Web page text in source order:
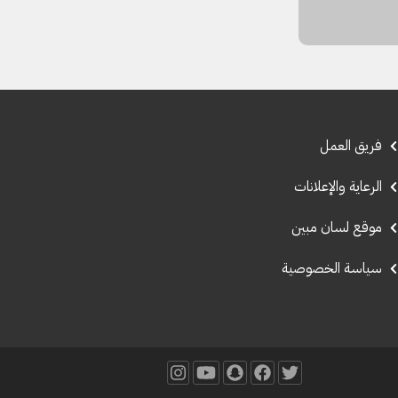
فريق العمل
الرعاية والإعلانات
موقع لسان مبين
سياسة الخصوصية